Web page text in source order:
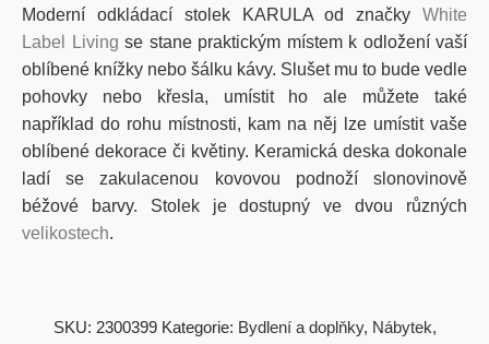
Moderní odkládací stolek KARULA od značky White
Label Living se stane praktickým místem k odložení vaší
oblíbené knížky nebo šálku kávy. Slušet mu to bude vedle
pohovky nebo křesla, umístit ho ale můžete také
například do rohu místnosti, kam na něj lze umístit vaše
oblíbené dekorace či květiny. Keramická deska dokonale
ladí se zakulacenou kovovou podnoží slonovinově
béžové barvy. Stolek je dostupný ve dvou různých
velikostech.
SKU: 2300399 Kategorie: Bydlení a doplňky, Nábytek,